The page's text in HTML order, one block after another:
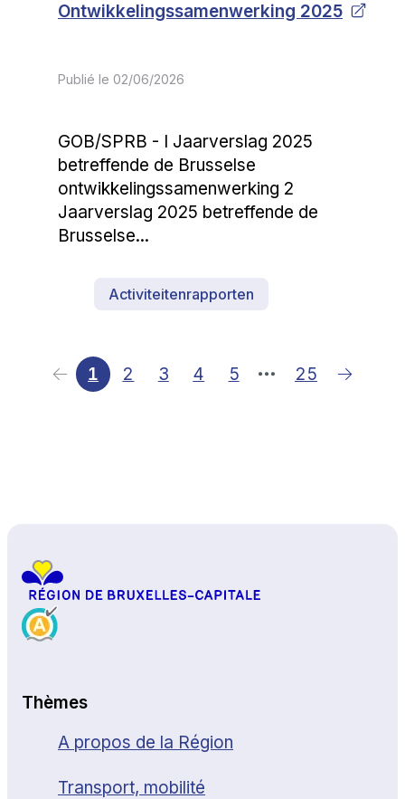
Ontwikkelingssamenwerking 2025
Publié le 02/06/2026
GOB/SPRB - I Jaarverslag 2025
betreffende de Brusselse
ontwikkelingssamenwerking 2
Jaarverslag 2025 betreffende de
Brusselse...
Activiteitenrapporten
1 2 3 4 5 25
Thèmes
A propos de la Région
Transport, mobilité